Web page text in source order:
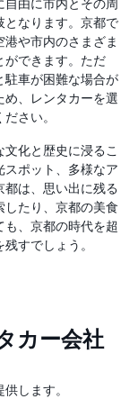
由に市内とその周
となります。京都で
や市内のさまざま
ができます。ただ
駐車が困難な場合が
め、レンタカーを選
さい。
化と歴史に浸るこ
スポット、多様なア
都は、思い出に残る
たり、京都の美食
、京都の時代を超
すでしょう。
カー会社
します。